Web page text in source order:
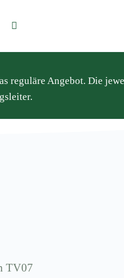
reguläre Angebot. Die
TV07